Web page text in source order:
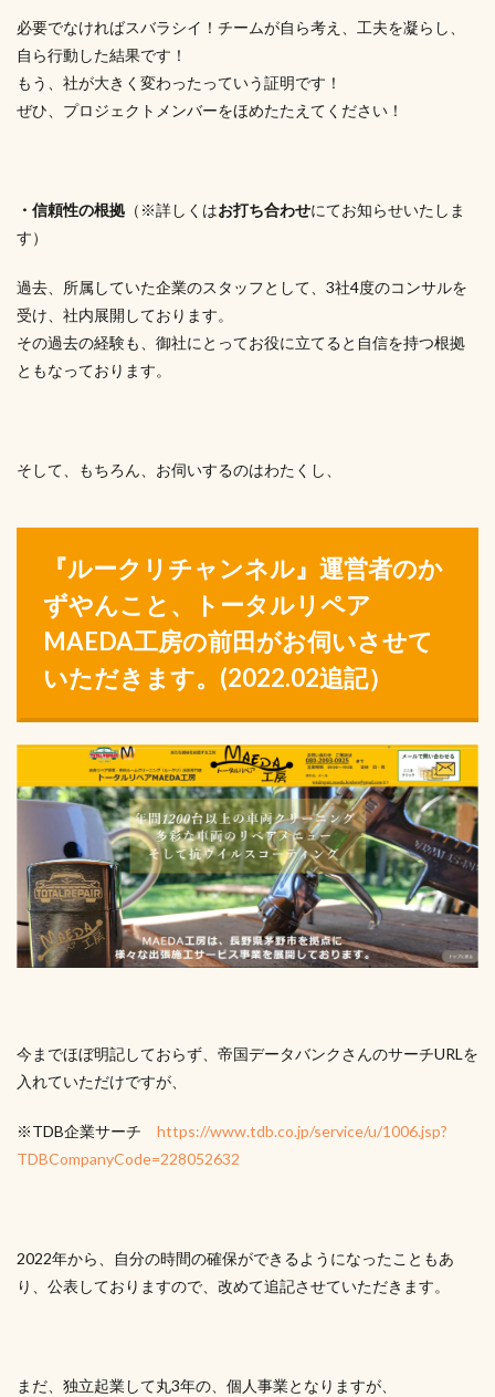
必要でなければスバラシイ！チームが自ら考え、工夫を凝らし、
自ら行動した結果です！
もう、社が大きく変わったっていう証明です！
ぜひ、プロジェクトメンバーをほめたたえてください！
・信頼性の根拠 （※詳しくはお打ち合わせにてお知らせいたしま
す）
過去、所属していた企業のスタッフとして、3社4度のコンサルを
受け、社内展開しております。
その過去の経験も、御社にとってお役に立てると自信を持つ根拠
ともなっております。
そして、もちろん、お伺いするのはわたくし、
『ルークリチャンネル』運営者のか
ずやんこと、トータルリペア
MAEDA工房の前田がお伺いさせて
いただきます。 (2022.02追記）
今までほぼ明記しておらず、帝国データバンクさんのサーチURLを
入れていただけですが、
※TDB企業サーチ https://www.tdb.co.jp/service/u/1006.jsp?
TDBCompanyCode=228052632
2022年から、自分の時間の確保ができるようになったこともあ
り、公表しておりますので、改めて追記させていただきます。
まだ、独立起業して丸3年の、個人事業となりますが、